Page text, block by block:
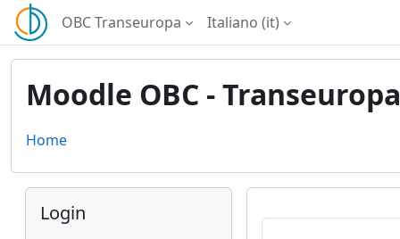
Vai al contenuto principale
OBC Transeuropa Italiano ‎(it)‎
Moodle OBC - Transeuropa
Home
Blocchi
Salta Login
Login